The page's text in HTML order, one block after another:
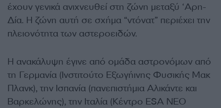
έχουν γενικά ανιχνευθεί στη ζώνη μεταξύ ‘Αρη-
Δία. Η ζώνη αυτή σε σχήμα “ντόνατ” περιέχει την
πλειονότητα των αστεροειδών.
Η ανακάλυψη έγινε από ομάδα αστρονόμων από
τη Γερμανία (Ινστιτούτο Εξωγήινης Φυσικής Μακ
Πλανκ), την Ισπανία (πανεπιστήμια Αλικάντε και
Βαρκελώνης), την Ιταλία (Κέντρο ESA NEO